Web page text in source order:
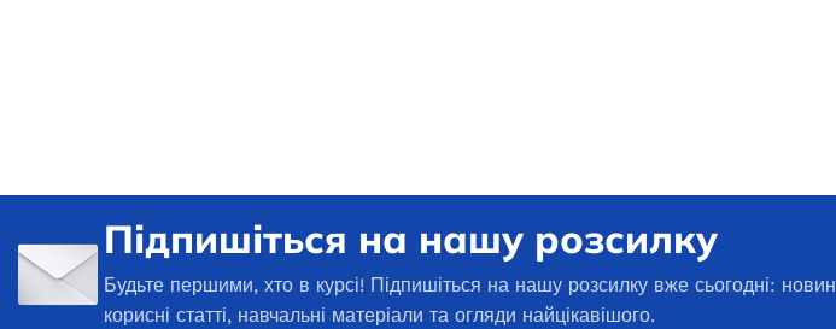
Підпишіться на нашу розсилку
Будьте першими, хто в курсі! Підпишіться на нашу розсилку вже сьогодні:
корисні статті, навчальні матеріали та огляди найцікавішого.